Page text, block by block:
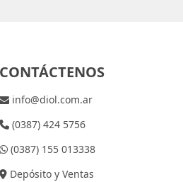
CONTÁCTENOS
info@diol.com.ar
(0387) 424 5756
(0387) 155 013338
Depósito y Ventas